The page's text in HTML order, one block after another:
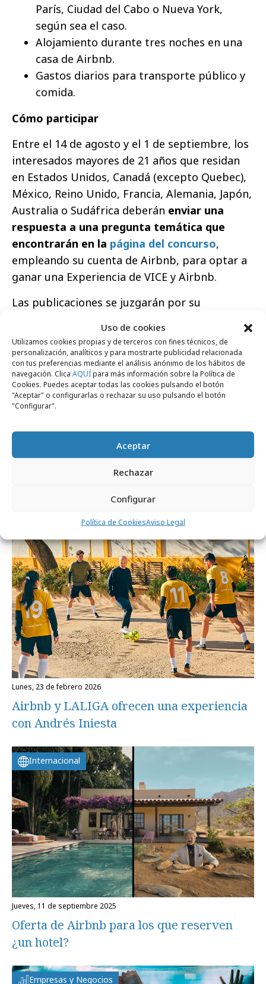
Uso de cookies
Utilizamos cookies propias y de terceros con fines técnicos, de
personalización, analíticos y para mostrarte publicidad relacionada
con tus preferencias mediante el análisis anónimo de los hábitos de
navegación. Clica AQUÍpara más información sobre la Política de
Cookies. Puedes aceptar todas las cookies pulsando el botón
"Aceptar" o configurarlas o rechazar su uso pulsando el botón
"Configurar".
Aceptar
Rechazar
Configurar
Política de CookiesAviso Legal
París, Ciudad del Cabo o Nueva York,
según sea el caso.
Alojamiento durante tres noches en una
casa de Airbnb.
Gastos diarios para transporte público y
comida.
Cómo participar
Entre el 14 de agosto y el 1 de septiembre, los
interesados mayores de 21 años que residan
en Estados Unidos, Canadá (excepto Quebec),
México, Reino Unido, Francia, Alemania, Japón,
Australia o Sudáfrica deberán enviar una
respuesta a una pregunta temática que
encontrarán en la página del concurso,
empleando su cuenta de Airbnb, para optar a
ganar una Experiencia de VICE y Airbnb.
Las publicaciones se juzgarán por su
respuesta a la pregunta.
Comparte
Noticias Relacionadas
lunes, 23 de febrero 2026
Airbnb y LALIGA ofrecen una experiencia
con Andrés Iniesta
Internacional
jueves, 11 de septiembre 2025
Oferta de Airbnb para los que reserven
¿un hotel?
Empresas y Negocios